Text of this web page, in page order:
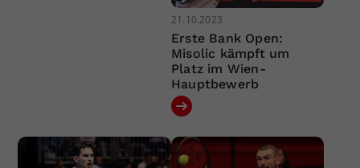
21.10.2023
Erste Bank Open:
Misolic kämpft um
Platz im Wien-
Hauptbewerb